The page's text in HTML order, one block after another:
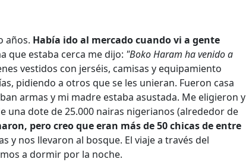
años. Había ido al mercado cuando vi a gente
que estaba cerca me dijo: "Boko Haram ha venido a
vestidos con jerséis, camisas y equipamiento
pidiendo a otros que se les unieran. Fueron casa
armas y mi madre estaba asustada. Me eligieron y
una dote de 25.000 nairas nigerianos (alrededor de
pero creo que eran más de 50 chicas de entre
y nos llevaron al bosque. El viaje a través del
a dormir por la noche.